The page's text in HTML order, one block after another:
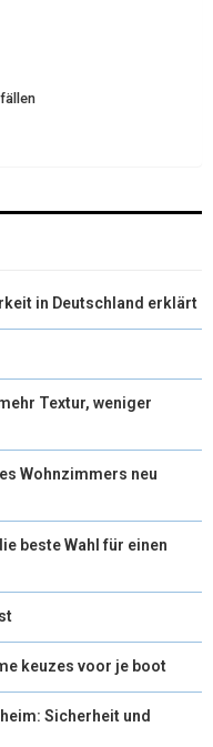
in Deutschland erklärt
Textur, weniger
Wohnzimmers neu
beste Wahl für einen
keuzes voor je boot
Sicherheit und